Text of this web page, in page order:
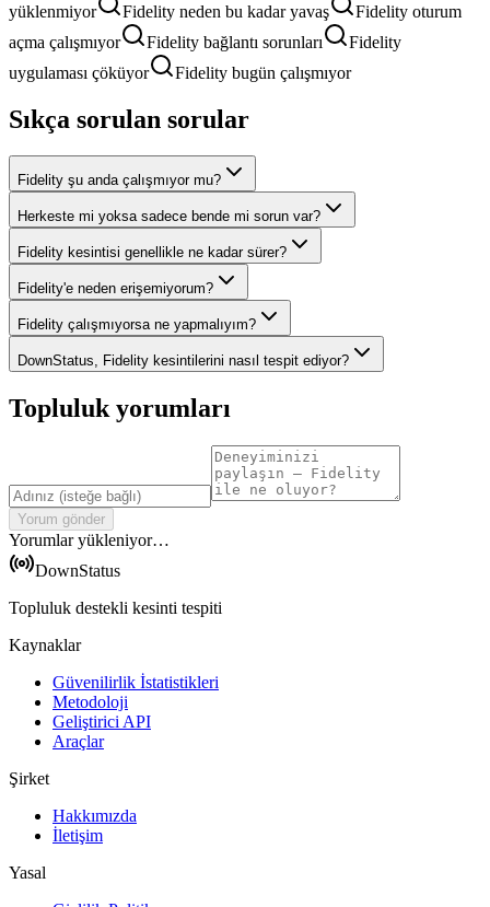
yüklenmiyor
Fidelity neden bu kadar yavaş
Fidelity oturum
açma çalışmıyor
Fidelity bağlantı sorunları
Fidelity
uygulaması çöküyor
Fidelity bugün çalışmıyor
Sıkça sorulan sorular
Fidelity şu anda çalışmıyor mu?
Herkeste mi yoksa sadece bende mi sorun var?
Fidelity kesintisi genellikle ne kadar sürer?
Fidelity'e neden erişemiyorum?
Fidelity çalışmıyorsa ne yapmalıyım?
DownStatus, Fidelity kesintilerini nasıl tespit ediyor?
Topluluk yorumları
Yorum gönder
Yorumlar yükleniyor…
DownStatus
Topluluk destekli kesinti tespiti
Kaynaklar
Güvenilirlik İstatistikleri
Metodoloji
Geliştirici API
Araçlar
Şirket
Hakkımızda
İletişim
Yasal